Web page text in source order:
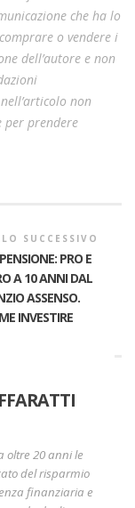
che ha lo
o vendere i
dell’autore e non
non
per prendere
SUCCESSIVO
PRO E
A 10 ANNI DAL
ASSENSO.
INVESTIRE
oltre 20 anni le
del risparmio
finanziaria e